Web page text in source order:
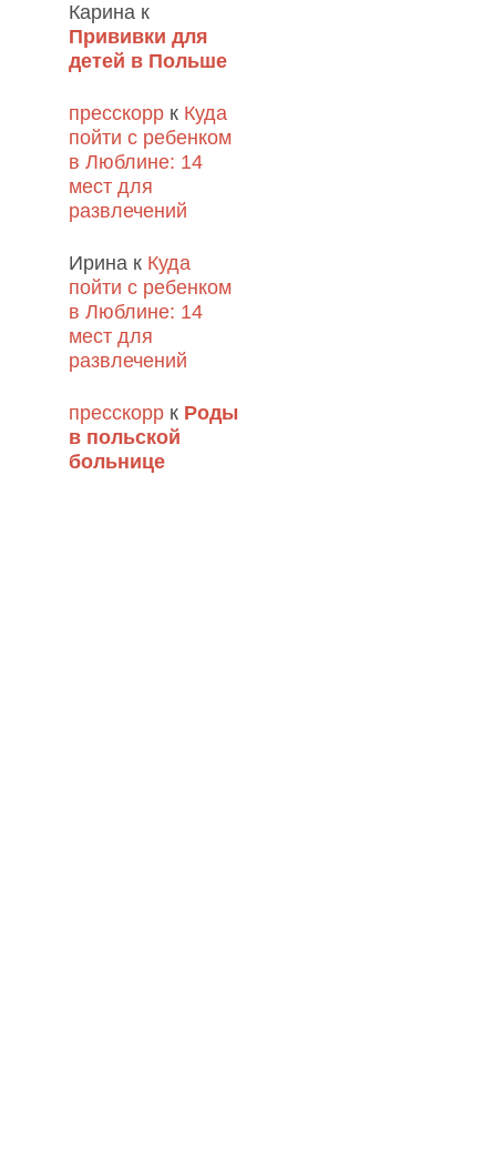
Каринак
Прививки для
детей в Польше
пресскоррк Куда
пойти с ребенком
в Люблине: 14
мест для
развлечений
Иринак Куда
пойти с ребенком
в Люблине: 14
мест для
развлечений
пресскоррк Роды
в польской
больнице